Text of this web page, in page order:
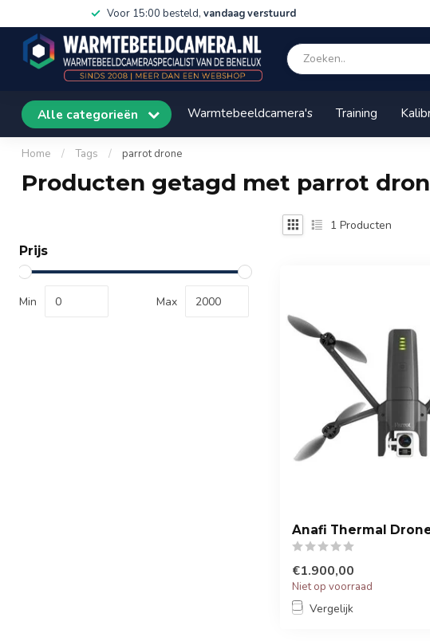
Voor 15:00 besteld, vandaag verstuurd
Alle categorieën Warmtebeeldcamera's Training
Home / Tags / parrot drone
Producten getagd met parrot
Prijs
Min Max
1 Producten
Anafi Thermal
€1.900,00
Niet op voorraad
Vergelijk